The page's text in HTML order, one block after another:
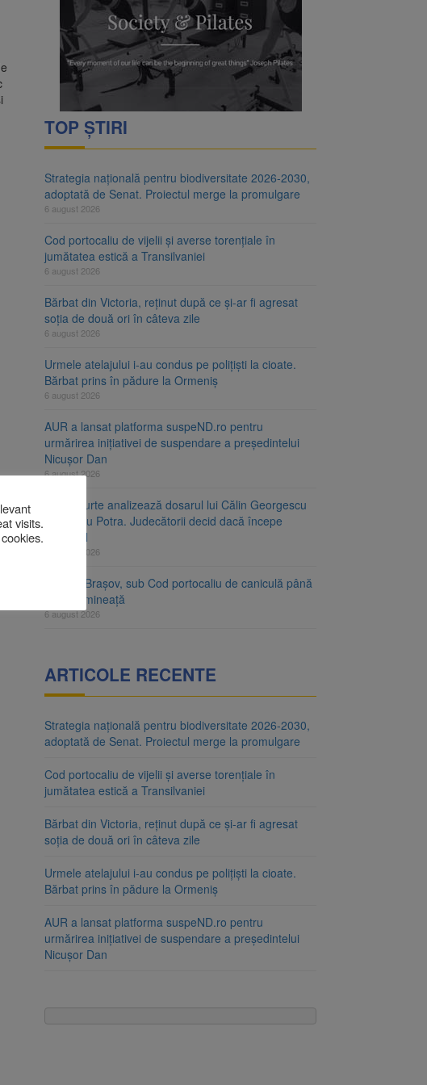
decid dacă începe
Proiectul merge la promulgare
TOP ȘTIRI
Strategia națională pentru biodiversitate 2026-2030,
adoptată de Senat. Proiectul merge la promulgare
6 august 2026
Cod portocaliu de vijelii și averse torențiale în
jumătatea estică a Transilvaniei
6 august 2026
Bărbat din Victoria, reținut după ce și-ar fi agresat
soția de două ori în câteva zile
6 august 2026
Urmele atelajului i-au condus pe polițiști la cioate.
Bărbat prins în pădure la Ormeniș
6 august 2026
AUR a lansat platforma suspeND.ro pentru
urmărirea inițiativei de suspendare a președintelui
Nicușor Dan
6 august 2026
Înalta Curte analizează dosarul lui Călin Georgescu
și Horațiu Potra. Judecătorii decid dacă începe
procesul
6 august 2026
Județul Brașov, sub Cod portocaliu de caniculă până
vineri dimineață
6 august 2026
ARTICOLE RECENTE
Strategia națională pentru biodiversitate 2026-2030,
adoptată de Senat. Proiectul merge la promulgare
Cod portocaliu de vijelii și averse torențiale în
jumătatea estică a Transilvaniei
Bărbat din Victoria, reținut după ce și-ar fi agresat
soția de două ori în câteva zile
Urmele atelajului i-au condus pe polițiști la cioate.
Bărbat prins în pădure la Ormeniș
AUR a lansat platforma suspeND.ro pentru
urmărirea inițiativei de suspendare a președintelui
Nicușor Dan
visits.